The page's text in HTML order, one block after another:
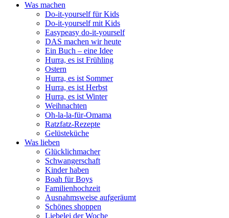
Was machen
Do-it-yourself für Kids
Do-it-yourself mit Kids
Easypeasy do-it-yourself
DAS machen wir heute
Ein Buch – eine Idee
Hurra, es ist Frühling
Ostern
Hurra, es ist Sommer
Hurra, es ist Herbst
Hurra, es ist Winter
Weihnachten
Oh-la-la-für-Omama
Ratzfatz-Rezepte
Gelüsteküche
Was lieben
Glücklichmacher
Schwangerschaft
Kinder haben
Boah für Boys
Familienhochzeit
Ausnahmsweise aufgeräumt
Schönes shoppen
Liebelei der Woche